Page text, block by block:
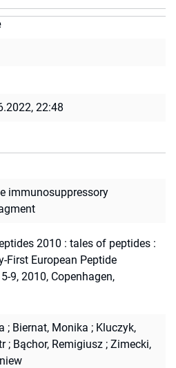
22:48
immunosuppressory
2010 : tales of peptides :
First European Peptide
9, 2010, Copenhagen,
; Biernat, Monika ; Kluczyk,
; Bąchor, Remigiusz ; Zimecki,